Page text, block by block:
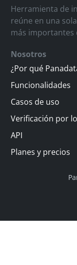
Herramienta de
reúne en una
más importantes
Nosotros
¿Por qué
Funcionalidades
Casos de uso
Verificación por
API
Planes y precios